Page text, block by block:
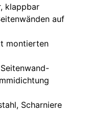
klappbar
auf
montierten
Scharniere